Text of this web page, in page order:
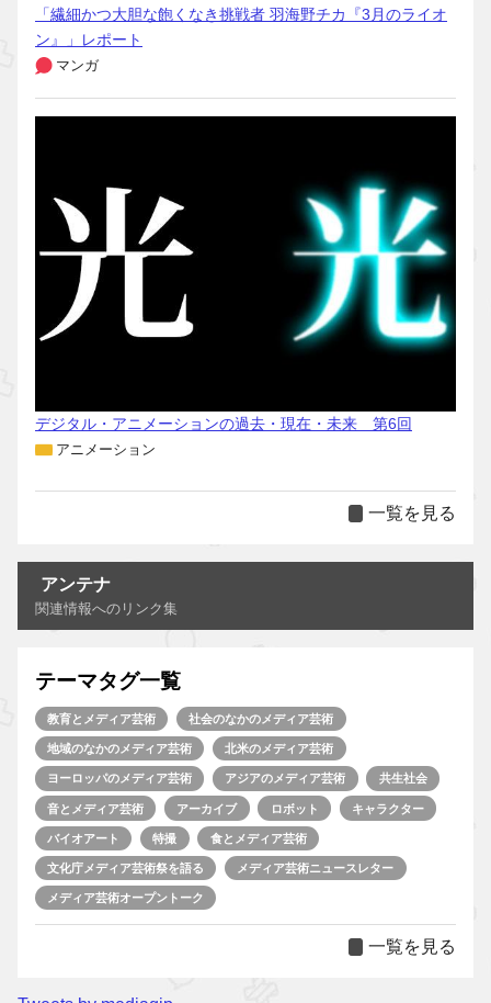
「繊細かつ大胆な飽くなき挑戦者 羽海野チカ『3月のライオ
ン』」レポート
マンガ
デジタル・アニメーションの過去・現在・未来 第6回
アニメーション
一覧を見る
アンテナ
関連情報へのリンク集
テーマタグ一覧
教育とメディア芸術 社会のなかのメディア芸術
地域のなかのメディア芸術 北米のメディア芸術
ヨーロッパのメディア芸術 アジアのメディア芸術 共生社会
音とメディア芸術 アーカイブ ロボット キャラクター
バイオアート 特撮 食とメディア芸術
文化庁メディア芸術祭を語る メディア芸術ニュースレター
メディア芸術オープントーク
一覧を見る